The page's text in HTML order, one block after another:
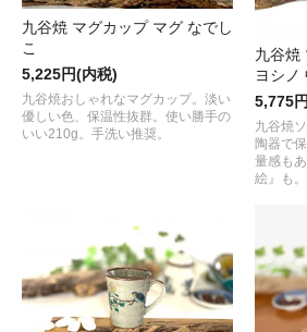
九谷焼 マグカップ マグ なでし
こ
5,225円(内税)
九谷焼おしゃれなマグカップ。淡い
優しい色、保温性抜群。使い勝手の
いい210g。手洗い推奨。
九谷焼
ヨシノ
5,775
九谷焼
陶器で
量感も
絵』も。